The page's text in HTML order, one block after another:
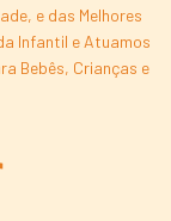
e das Melhores
Infantil e Atuamos
Bebês, Crianças e